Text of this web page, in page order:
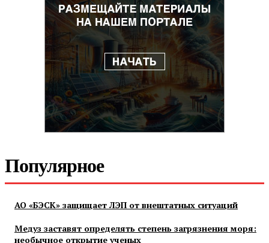
Популярное
АО «БЭСК» защищает ЛЭП от внештатных ситуаций
Медуз заставят определять степень загрязнения моря:
необычное открытие ученых